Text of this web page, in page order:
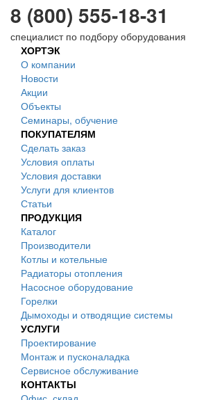
8 (800) 555-18-31
специалист по подбору оборудования
ХОРТЭК
О компании
Новости
Акции
Объекты
Семинары, обучение
ПОКУПАТЕЛЯМ
Сделать заказ
Условия оплаты
Условия доставки
Услуги для клиентов
Статьи
ПРОДУКЦИЯ
Каталог
Производители
Котлы и котельные
Радиаторы отопления
Насосное оборудование
Горелки
Дымоходы и отводящие системы
УСЛУГИ
Проектирование
Монтаж и пусконаладка
Сервисное обслуживание
КОНТАКТЫ